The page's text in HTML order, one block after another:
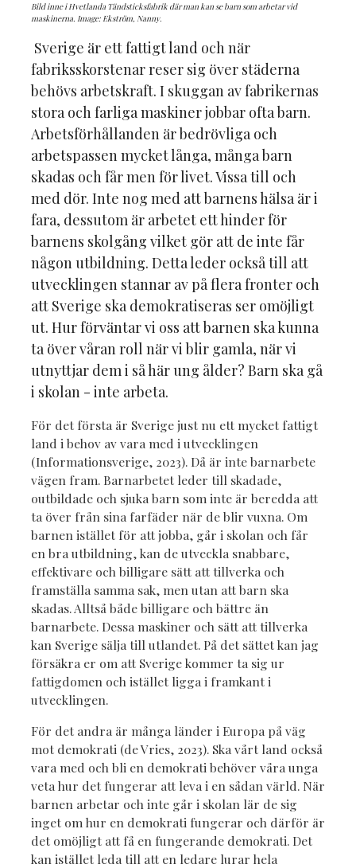
Bild inne i Hvetlanda Tändsticksfabrik där man kan se barn som arbetar vid
maskinerna. Image: Ekström, Nanny.
Sverige är ett fattigt land och när
fabriksskorstenar reser sig över städerna
behövs arbetskraft. I skuggan av fabrikernas
stora och farliga maskiner jobbar ofta barn.
Arbetsförhållanden är bedrövliga och
arbetspassen mycket långa, många barn
skadas och får men för livet. Vissa till och
med dör. Inte nog med att barnens hälsa är i
fara, dessutom är arbetet ett hinder för
barnens skolgång vilket gör att de inte får
någon utbildning. Detta leder också till att
utvecklingen stannar av på flera fronter och
att Sverige ska demokratiseras ser omöjligt
ut. Hur förväntar vi oss att barnen ska kunna
ta över våran roll när vi blir gamla, när vi
utnyttjar dem i så här ung ålder? Barn ska gå
i skolan - inte arbeta.
För det första är Sverige just nu ett mycket fattigt
land i behov av vara med i utvecklingen
(Informationsverige, 2023). Då är inte barnarbete
vägen fram. Barnarbetet leder till skadade,
outbildade och sjuka barn som inte är beredda att
ta över från sina farfäder när de blir vuxna. Om
barnen istället för att jobba, går i skolan och får
en bra utbildning, kan de utveckla snabbare,
effektivare och billigare sätt att tillverka och
framställa samma sak, men utan att barn ska
skadas. Alltså både billigare och bättre än
barnarbete. Dessa maskiner och sätt att tillverka
kan Sverige sälja till utlandet. På det sättet kan jag
försäkra er om att Sverige kommer ta sig ur
fattigdomen och istället ligga i framkant i
utvecklingen.
För det andra är många länder i Europa på väg
mot demokrati (de Vries, 2023). Ska vårt land också
vara med och bli en demokrati behöver våra unga
veta hur det fungerar att leva i en sådan värld. När
barnen arbetar och inte går i skolan lär de sig
inget om hur en demokrati fungerar och därför är
det omöjligt att få en fungerande demokrati. Det
kan istället leda till att en ledare lurar hela